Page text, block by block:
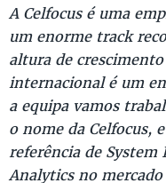
A Celfocus é uma
um enorme track
altura de
internacional é um
a equipa vamos
o nome da Celfocus,
referência de
Analytics no